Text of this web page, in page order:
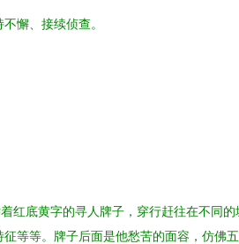
懈、接续侦查。
红底黄字的寻人牌子，穿行赶往在不同的
等等。牌子后面是他愁苦的面容，仿佛